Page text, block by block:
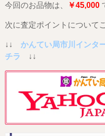
今回のお品物は、 ￥45,000
次に査定ポイントについて
↓↓ かんてい局市川インタ
チラ
↓↓